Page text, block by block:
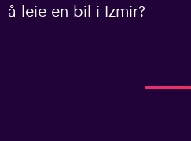
å leie en bil i Izmir?